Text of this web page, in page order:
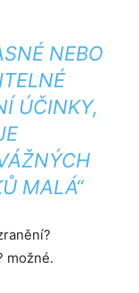
NEBO
ÚČINKY,
MALÁ“
možné.